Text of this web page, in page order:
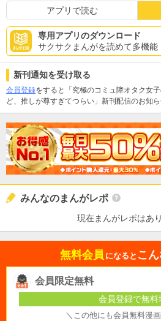
アプリで読む
専用アプリのダウンロード
サクサクまんがを読めて多機能
新刊通知を受け取る
会員登録をすると「究極のコミュ障オタク女
ど、推しが尊すぎてつらい」新刊配信のお知ら
みんなのまんがレポ
現在まんがレポはあ
無料会員 になると こ
会員限定無料
会員登録で無料
＼この他にも会員無料漫